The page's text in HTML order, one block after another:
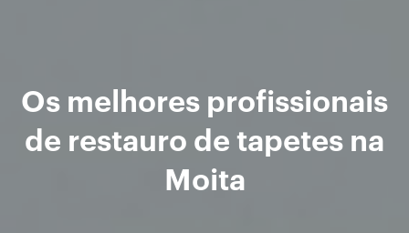
Os melhores profissionais
de restauro de tapetes na
Moita